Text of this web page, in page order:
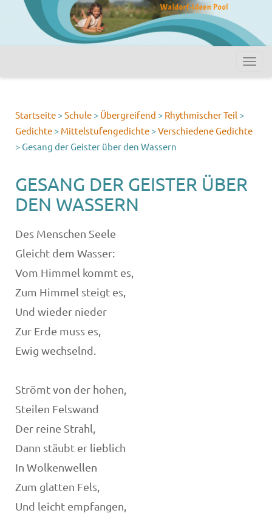
Startseite >Schule > Übergreifend > Rhythmischer Teil >
Gedichte > Mittelstufengedichte >Verschiedene Gedichte
> Gesang der Geister über den Wassern
GESANG DER GEISTER ÜBER
DEN WASSERN
Des Menschen Seele
Gleicht dem Wasser:
Vom Himmel kommt es,
Zum Himmel steigt es,
Und wieder nieder
Zur Erde muss es,
Ewig wechselnd.
Strömt von der hohen,
Steilen Felswand
Der reine Strahl,
Dann stäubt er lieblich
In Wolkenwellen
Zum glatten Fels,
Und leicht empfangen,